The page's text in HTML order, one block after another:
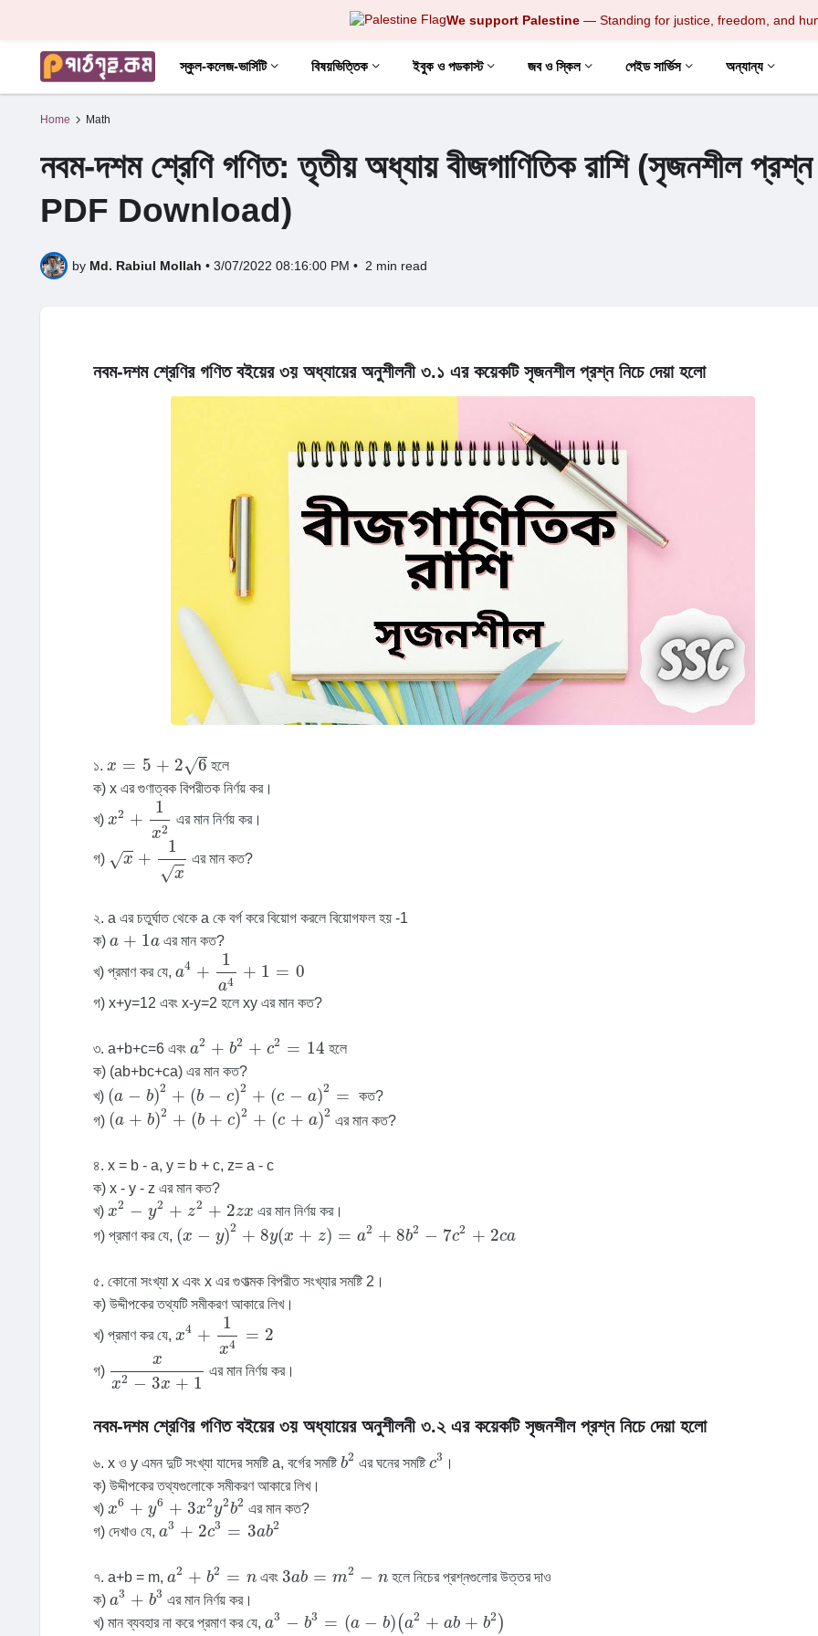
We support Palestine— Standing for justice, freedom, and
স্কুল-কলেজ-ভার্সিটি বিষয়ভিত্তিক ইবুক ও পডকাস্ট জব ও স্কিল পেইড সার্ভিস অন্যান্য
Home Math
নবম-দশম শ্রেণি গণিত: তৃতীয় অধ্যায় বীজগাণিতিক রাশি (সৃজনশীল প্রশ্ন
PDF Download)
by Md. Rabiul Mollah • 3/07/2022 08:16:00 PM • 2 min read
নবম-দশম শ্রেণির গণিত বইয়ের ৩য় অধ্যায়ের অনুশীলনী ৩.১ এর কয়েকটি সৃজনশীল প্রশ্ন নিচে দেয়া হলো
১. x = 5 + 2√6
+2
হলে
ক) x এর গুণাত্বক বিপরীতক নির্ণয় কর।
খ) x2 +
1
x2
2
এর মান নির্ণয় কর।
গ) √x +
1
√x
এর মান কত?
২. a এর চতুর্ঘাত থেকে a কে বর্গ করে বিয়োগ করলে বিয়োগফল হয় -1
ক) a + 1a
a 1 a এর মান কত?
খ) প্রমাণ কর যে, a4 +
1
a4
+ 1 = 0
a4
গ) x+y=12 এবং x-y=2 হলে xy এর মান কত?
৩. a+b+c=6 এবং a2 + b2 + c2 = 14
a2 2+ =14
হলে
ক) (ab+bc+ca) এর মান কত?
খ) (a − b)2 + (b − c)2 + (c − a)2 =
(a +( b- c) -a =
কত?
গ) (a + b)2 + (b + c)2 + (c + a)2
(a )2+ b +c +(c+ a 2
এর মান কত?
৪. x = b - a, y = b + c, z= a - c
ক) x - y - z এর মান কত?
খ) x2 − y2 + z2 + 2zx
2 -y +z 2z
এর মান নির্ণয় কর।
গ) প্রমাণ কর যে, (x − y)2 + 8y(x + z) = a2 + 8b2 − 7c2 + 2ca
(x 2 +8 z + 8b 7 2c
৫. কোনো সংখ্যা x এবং x এর গুণাত্মক বিপরীত সংখ্যার সমষ্টি 2।
ক) উদ্দীপকের তথ্যটি সমীকরণ আকারে লিখ।
খ) প্রমাণ কর যে, x4 +
1
x4
= 2
x +1 x4 = 2
গ)
x
x2 − 3x + 1
x+
এর মান নির্ণয় কর।
নবম-দশম শ্রেণির গণিত বইয়ের ৩য় অধ্যায়ের অনুশীলনী ৩.২ এর কয়েকটি সৃজনশীল প্রশ্ন নিচে দেয়া হলো
৬. x ও y এমন দুটি সংখ্যা যাদের সমষ্টি a, বর্গের সমষ্টিb2
b2
এর ঘনের সমষ্টিc3
c3
।
ক) উদ্দীপকের তথ্যগুলোকে সমীকরণ আকারে লিখ।
খ) x6 + y6 + 3x2y2b2
6+y 6+ 3x2y2 b2
এর মান কত?
গ) দেখাও যে, a3 + 2c3 = 3ab2
3 2c 3= 3 b 2
৭. a+b = m, a2 + b2 = n
a2 2=
এবং 3ab = m2 − n
3 ab -n
হলে নিচের প্রশ্নগুলোর উত্তর দাও
ক) a3 + b3
a3+ b3
এর মান নির্ণয় কর।
খ) মান ব্যবহার না করে প্রমাণ কর যে, a3 − b3 = (a − b)(a2 + ab + b2 )
3 3= b +ab +